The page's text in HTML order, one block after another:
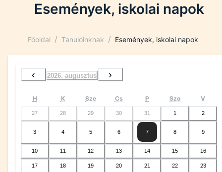
Események, iskolai napok
Főoldal / Tanulóinknak / Események, iskolai napok
‹ 2026. augusztus ›
H K Sze Cs P Szo V
27 28 29 30 31 1 2
3 4 5 6 7 8 9
10 11 12 13 14 15 16
17 18 19 20 21 22 23